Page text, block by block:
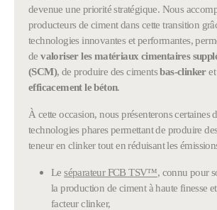
devenue une priorité stratégique. Nous
producteurs de ciment dans cette transition
technologies innovantes et performantes,
devaloriser les matériaux cimentaires
(SCM), de produire des cimentsbas-clinkeret
efficacement le béton.
À cette occasion, nous présenterons certaines
technologies phares permettant de produire
teneur en clinker tout en réduisant les
Leséparateur FCB TSV™, connu pour
la production de ciment à haute finesse
facteur clinker,